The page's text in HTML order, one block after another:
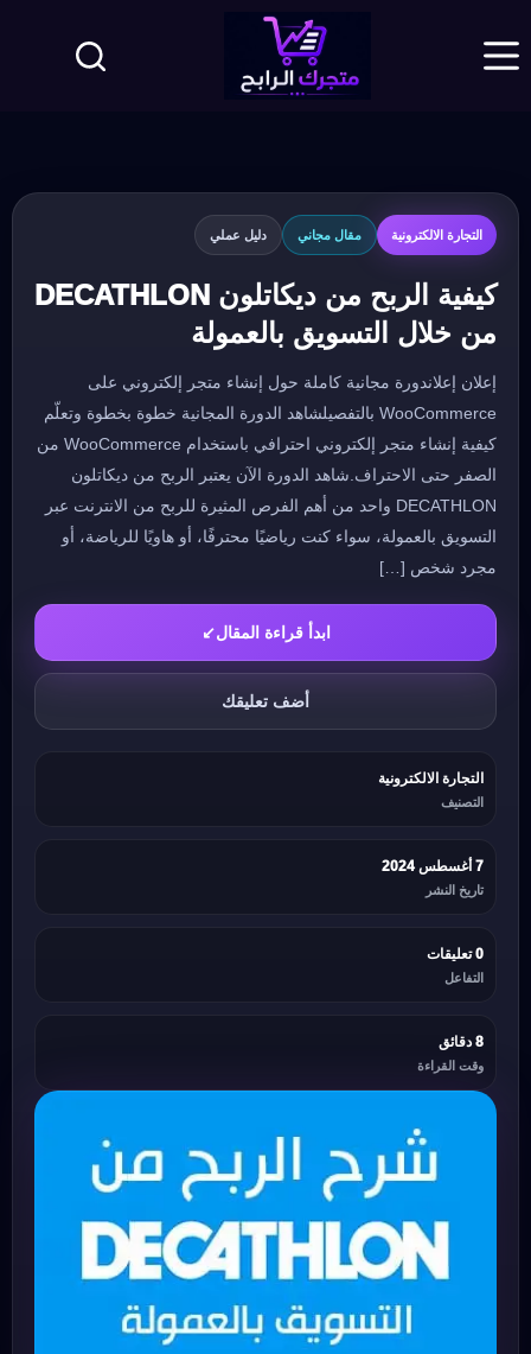
المحتوى
التجارة الالكترونية مقال مجاني دليل عملي
كيفية الربح من ديكاتلون DECATHLON
من خلال التسويق بالعمولة
إعلان إعلاندورة مجانية كاملة حول إنشاء متجر إلكتروني على
WooCommerce بالتفصيلشاهد الدورة المجانية خطوة بخطوة وتعلّم
كيفية إنشاء متجر إلكتروني احترافي باستخدام WooCommerce من
الصفر حتى الاحتراف.شاهد الدورة الآن يعتبر الربح من ديكاتلون
DECATHLON واحد من أهم الفرص المثيرة للربح من الانترنت عبر
التسويق بالعمولة، سواء كنت رياضيًا محترفًا، أو هاويًا للرياضة، أو
مجرد شخص […]
ابدأ قراءة المقال↙
أضف تعليقك
التجارة الالكترونية
التصنيف
7 أغسطس 2024
تاريخ النشر
0 تعليقات
التفاعل
8 دقائق
وقت القراءة